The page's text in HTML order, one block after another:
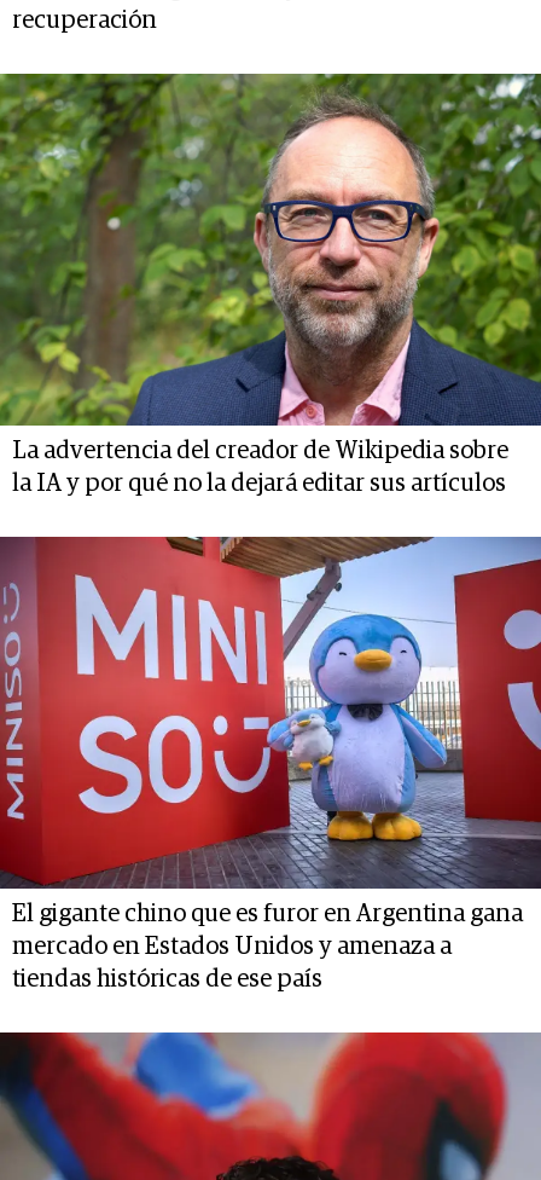
recuperación
La advertencia del creador de Wikipedia sobre
la IA y por qué no la dejará editar sus artículos
El gigante chino que es furor en Argentina gana
mercado en Estados Unidos y amenaza a
tiendas históricas de ese país